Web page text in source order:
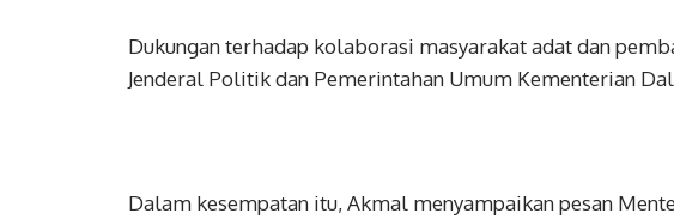
Dukungan terhadap kolaborasi masyarakat adat dan
Jenderal Politik dan Pemerintahan Umum Kementerian
Dalam kesempatan itu, Akmal menyampaikan pesan